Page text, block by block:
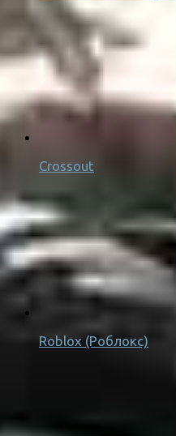
Crossout
Roblox (Роблокс)